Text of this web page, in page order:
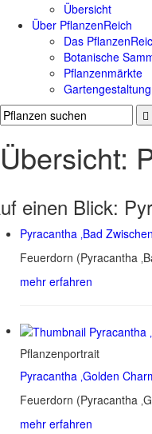
Übersicht
Über PflanzenReich
Das
Botanische
Pflanzenmärkte
Übersicht:
einen Blick:
Pyracantha ‚Bad
Feuerdorn (Pyracantha
mehr erfahren
Pflanzenportrait
Pyracantha ‚Golden
Feuerdorn (Pyracantha
mehr erfahren